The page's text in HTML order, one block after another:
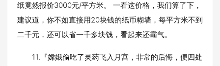
纸竟然报价3000元/平方米。 一看这价格，我们算了下，
建议道，你不如直接用20块钱的纸币糊墙，每平方米不到
二千元，还可以省一千多块钱，看起来还霸气。
11.『嫦娥偷吃了灵药飞入月宫，非常的后悔，便四处